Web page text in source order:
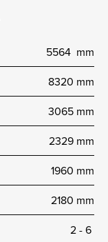
5564 mm
8320 mm
3065 mm
2329 mm
1960 mm
2180 mm
2 -­ 6